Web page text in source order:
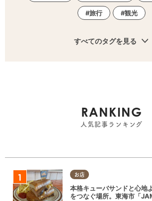
旅行 観光
すべてのタグを見る
RANKING
人気記事ランキング
お店
本格キューバサンドと心地
をつなぐ場所。東海市「